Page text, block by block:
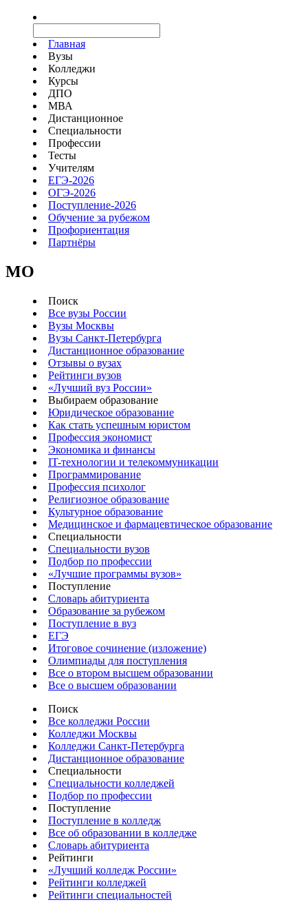
Главная
Вузы
Колледжи
Курсы
ДПО
МВА
Дистанционное
Специальности
Профессии
Тесты
Учителям
ЕГЭ-2026
ОГЭ-2026
Поступление-2026
Обучение за рубежом
Профориентация
Партнёры
MO
Поиск
Все вузы России
Вузы Москвы
Вузы Санкт-Петербурга
Дистанционное образование
Отзывы о вузах
Рейтинги вузов
«Лучший вуз России»
Выбираем образование
Юридическое образование
Как стать успешным юристом
Профессия экономист
Экономика и финансы
IT-технологии и телекоммуникации
Программирование
Профессия психолог
Религиозное образование
Культурное образование
Медицинское и фармацевтическое образование
Специальности
Специальности вузов
Подбор по профессии
«Лучшие программы вузов»
Поступление
Словарь абитуриента
Образование за рубежом
Поступление в вуз
ЕГЭ
Итоговое сочинение (изложение)
Олимпиады для поступления
Все о втором высшем образовании
Все о высшем образовании
Поиск
Все колледжи России
Колледжи Москвы
Колледжи Санкт-Петербурга
Дистанционное образование
Специальности
Специальности колледжей
Подбор по профессии
Поступление
Поступление в колледж
Все об образовании в колледже
Словарь абитуриента
Рейтинги
«Лучший колледж России»
Рейтинги колледжей
Рейтинги специальностей